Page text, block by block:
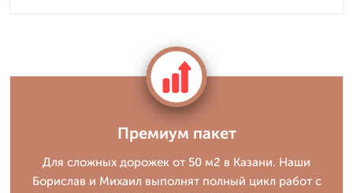
Премиум пакет
Для сложных дорожек от 50 м2 в Казани. Наши
Борислав и Михаил выполнят полный цикл работ с